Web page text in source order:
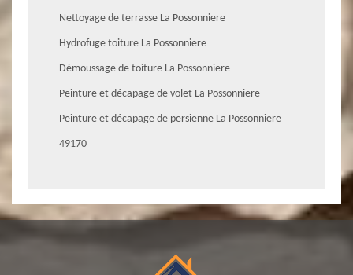
Nettoyage de terrasse La Possonniere
Hydrofuge toiture La Possonniere
Démoussage de toiture La Possonniere
Peinture et décapage de volet La Possonniere
Peinture et décapage de persienne La Possonniere
49170